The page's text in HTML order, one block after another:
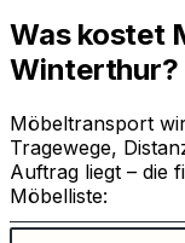
Was kostet
Winterthur?
Möbeltransport
Tragewege,
Auftrag liegt – die
Möbelliste: